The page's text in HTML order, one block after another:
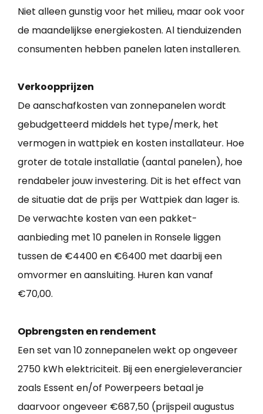
Niet alleen gunstig voor het milieu, maar ook voor
de maandelijkse energiekosten. Al tienduizenden
consumenten hebben panelen laten installeren.
Verkoopprijzen
De aanschafkosten van zonnepanelen wordt
gebudgetteerd middels het type/merk, het
vermogen in wattpiek en kosten installateur. Hoe
groter de totale installatie (aantal panelen), hoe
rendabeler jouw investering. Dit is het effect van
de situatie dat de prijs per Wattpiek dan lager is.
De verwachte kosten van een pakket-
aanbieding met 10 panelen in Ronsele liggen
tussen de €4400 en €6400 met daarbij een
omvormer en aansluiting. Huren kan vanaf
€70,00.
Opbrengsten en rendement
Een set van 10 zonnepanelen wekt op ongeveer
2750 kWh elektriciteit. Bij een energieleverancier
zoals Essent en/of Powerpeers betaal je
daarvoor ongeveer €687,50 (prijspeil augustus